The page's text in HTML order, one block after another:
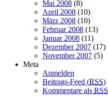
Mai 2008 (8)
April 2008 (10)
März 2008 (10)
Februar 2008 (13)
Januar 2008 (11)
Dezember 2007 (17)
November 2007 (5)
Meta
Anmelden
Beitrags-Feed (RSS)
Kommentare als RSS